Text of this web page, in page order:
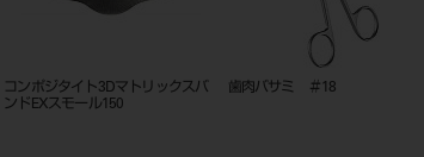
フュージョンバンド エクストラス
モール FX150 30枚入
ソニックサージオン310L ハンド